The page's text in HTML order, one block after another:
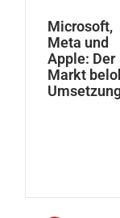
Microsoft,
Meta und
Apple: Der
Markt